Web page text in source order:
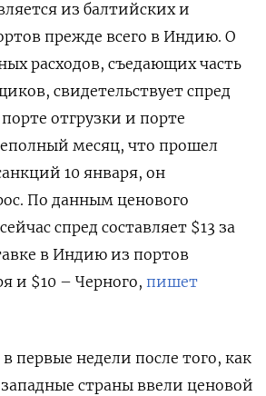
из балтийских и
прежде всего в Индию. О
расходов, съедающих часть
свидетельствует спред
отгрузки и порте
месяц, что прошел
10 января, он
По данным ценового
спред составляет $13 за
в Индию из портов
и $10 – Черного, пишет
первые недели после того, как
западные страны ввели ценовой